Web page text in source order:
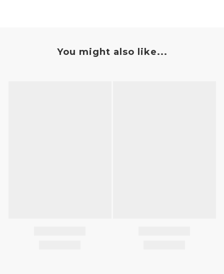
You might also like...